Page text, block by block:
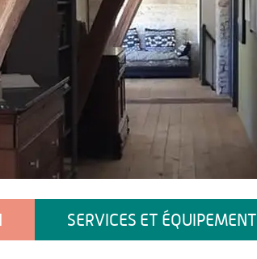
SERVICES ET ÉQUIPEMENT